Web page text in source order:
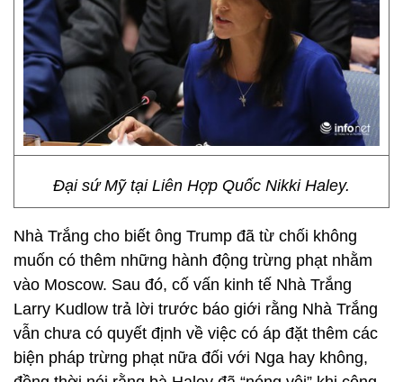
Đại sứ Mỹ tại Liên Hợp Quốc Nikki Haley.
Nhà Trắng cho biết ông Trump đã từ chối không
muốn có thêm những hành động trừng phạt nhằm
vào Moscow. Sau đó, cố vấn kinh tế Nhà Trắng
Larry Kudlow trả lời trước báo giới rằng Nhà Trắng
vẫn chưa có quyết định về việc có áp đặt thêm các
biện pháp trừng phạt nữa đối với Nga hay không,